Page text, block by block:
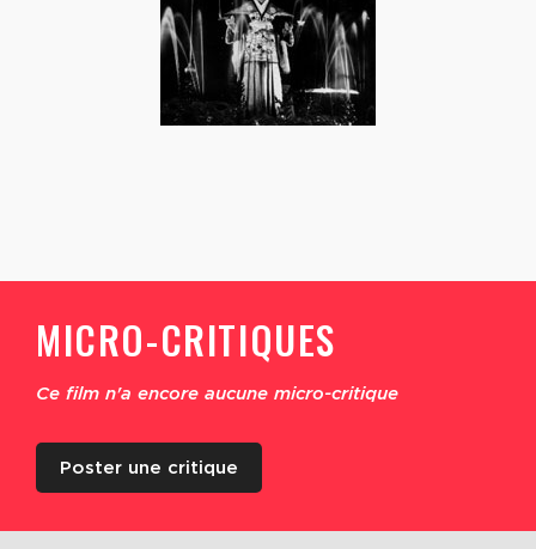
MICRO-CRITIQUES
Ce film n'a encore aucune micro-critique
Poster une critique